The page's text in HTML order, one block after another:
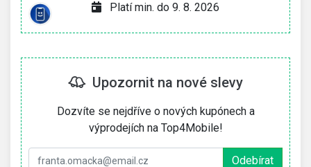
Platí min. do 9. 8. 2026
Upozornit na nové slevy
Dozvíte se nejdříve o nových kupónech a
výprodejích na Top4Mobile!